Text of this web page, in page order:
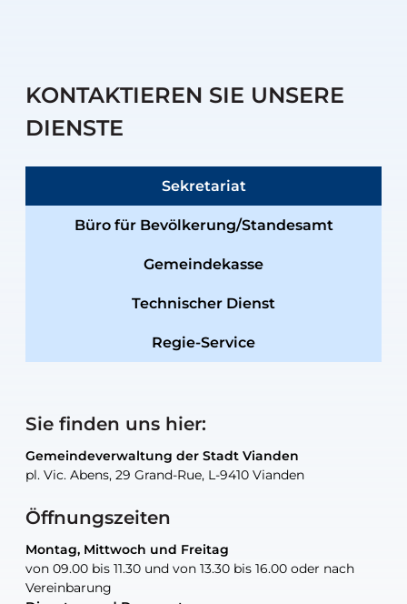
KONTAKTIEREN SIE UNSERE
DIENSTE
Sekretariat
Büro für Bevölkerung/Standesamt
Gemeindekasse
Technischer Dienst
Regie-Service
Sie finden uns hier:
Gemeindeverwaltung der Stadt Vianden
pl. Vic. Abens, 29 Grand-Rue, L-9410 Vianden
Öffnungszeiten
Montag, Mittwoch und Freitag
von 09.00 bis 11.30 und von 13.30 bis 16.00 oder nach
Vereinbarung
Gemeindeverwaltung der Stadt Vianden
pl. Vic. Abens, 29 Grand-Rue, L-9410 Vianden
Montag, Mittwoch und Freitag
von 09.00 bis 11.30 und von 13.30 bis 16.00 oder nach
Vereinbarung
Gemeindeverwaltung der Stadt Vianden
pl. Vic. Abens, 29 Grand-Rue, L-9410 Vianden
nur nach Vereinbarung
Gemeindeverwaltung der Stadt Vianden
pl. Vic. Abens, 29 Grand-Rue, L-9410 Vianden
nur nach Vereinbarung
Gemeindewerkstatt der Stadt Vianden
30, rue Neugarten, L-9422 Vianden
nur nach Vereinbarung